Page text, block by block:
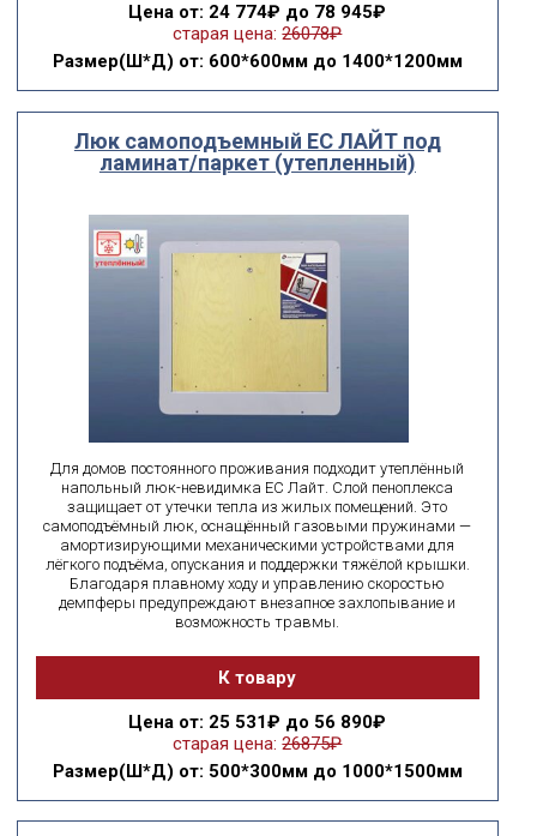
Цена от: 24 774₽ до 78 945₽
старая цена: 26078₽
Размер(Ш*Д) от: 600*600мм до 1400*1200мм
Люк самоподъемный ЕС ЛАЙТ под
ламинат/паркет (утепленный)
Для домов постоянного проживания подходит утеплённый
напольный люк-невидимка ЕС Лайт. Слой пеноплекса
защищает от утечки тепла из жилых помещений. Это
самоподъёмный люк, оснащённый газовыми пружинами —
амортизирующими механическими устройствами для
лёгкого подъёма, опускания и поддержки тяжёлой крышки.
Благодаря плавному ходу и управлению скоростью
демпферы предупреждают внезапное захлопывание и
возможность травмы.
К товару
Цена от: 25 531₽ до 56 890₽
старая цена: 26875₽
Размер(Ш*Д) от: 500*300мм до 1000*1500мм